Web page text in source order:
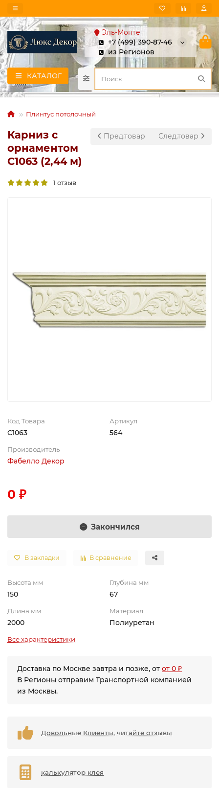
Эль-Монте
+7 (499) 390-87-46
из Регионов
КАТАЛОГ
Плинтус потолочный
Пред.товар След.товар
Карниз с
орнаментом
C1063 (2,44 м)
1 отзыв
Код Товара
C1063
Артикул
564
Производитель
Фабелло Декор
0 ₽
Закончился
В закладки В сравнение
Высота мм
150
Глубина мм
67
Длина мм
2000
Материал
Полиуретан
Все характеристики
Доставка по Москве завтра и позже, от от 0 ₽
В Регионы отправим Транспортной компанией
из Москвы.
Довольные Клиенты, читайте отзывы
калькулятор клея